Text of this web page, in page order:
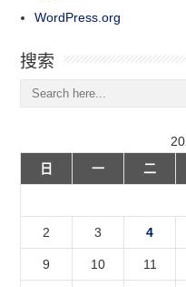
WordPress.org
搜索
日
一 二
2 3 4
9 10 11